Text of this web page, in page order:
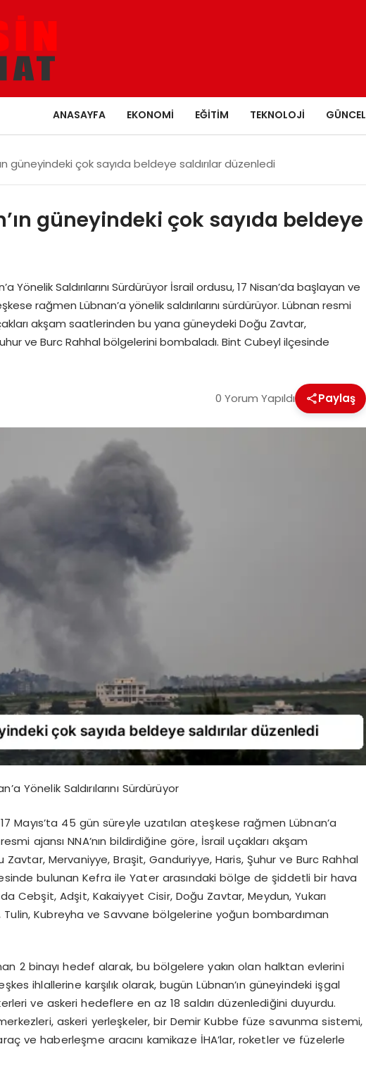
ANASAYFA EKONOMI EĞITIM TEKNOLOJI GÜNCEL
güneyindeki çok sayıda beldeye saldırılar düzenledi
güneyindeki çok sayıda beldeye
Yönelik Saldırılarını Sürdürüyor İsrail ordusu, 17 Nisan’da başlayan ve
rağmen Lübnan’a yönelik saldırılarını sürdürüyor. Lübnan resmi
akşam saatlerinden bu yana güneydeki Doğu Zavtar,
ve Burc Rahhal bölgelerini bombaladı. Bint Cubeyl ilçesinde
0 Yorum Yapıldı Paylaş
Yönelik Saldırılarını Sürdürüyor
Mayıs’ta 45 gün süreyle uzatılan ateşkese rağmen Lübnan’a
ajansı NNA’nın bildirdiğine göre, İsrail uçakları akşam
Mervaniyye, Braşit, Ganduriyye, Haris, Şuhur ve Burc Rahhal
bulunan Kefra ile Yater arasındaki bölge de şiddetli bir hava
da Cebşit, Adşit, Kakaiyyet Cisir, Doğu Zavtar, Meydun, Yukarı
Kubreyha ve Savvane bölgelerine yoğun bombardıman
2 binayı hedef alarak, bu bölgelere yakın olan halktan evlerini
ihlallerine karşılık olarak, bugün Lübnan’ın güneyindeki işgal
ve askeri hedeflere en az 18 saldırı düzenlediğini duyurdu.
askeri yerleşkeler, bir Demir Kubbe füze savunma sistemi,
araç ve haberleşme aracını kamikaze İHA’lar, roketler ve füzelerle